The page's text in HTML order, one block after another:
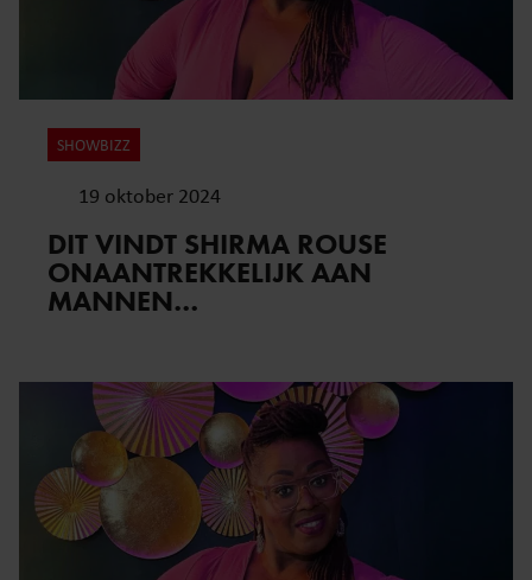
SHOWBIZZ
19 oktober 2024
DIT VINDT SHIRMA ROUSE
ONAANTREKKELIJK AAN
MANNEN…